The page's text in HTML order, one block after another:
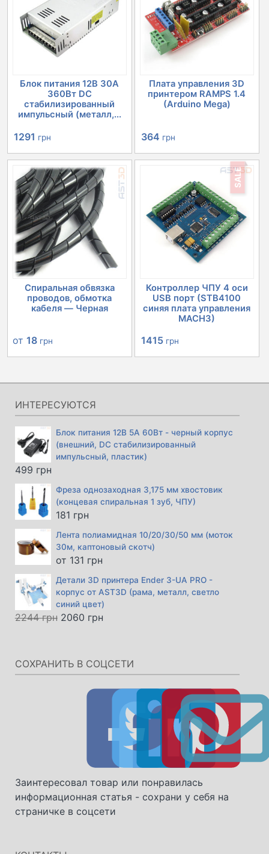
Блок питания 12В 30А
360Вт DC
стабилизированный
импульсный (металл,...
Первоначальная
цена
составляла
1351 грн.
1291 грн
цена:
1291 грн.
Плата управления 3D
принтером RAMPS 1.4
(Arduino Mega)
Первоначальная
цена
503 грн.
364 грн
цена:
364 грн.
Спиральная обвязка
проводов, обмотка
кабеля — Черная
от 18 грн
SALE
Контроллер ЧПУ 4 оси
USB порт (STB4100
синяя плата управления
MACH3)
Первоначальная
цена
составляла
1415 грн
цена:
1415 грн.
ИНТЕРЕСУЮТСЯ
Блок питания 12В 5А 60Вт - черный корпус
(внешний, DC стабилизированный
импульсный, пластик)
499 грн
Фреза однозаходная 3,175 мм хвостовик
(концевая спиральная 1 зуб, ЧПУ)
181 грн
Лента полиамидная 10/20/30/50 мм (моток
30м, каптоновый скотч)
от 131 грн
Детали 3D принтера Ender 3-UA PRO -
корпус от AST3D (рама, металл, светло
синий цвет)
2244грн Первоначальная
2244 грн.
2060 грнТекущая
СОХРАНИТЬ В СОЦСЕТИ
Заинтересовал товар или понравилась
информационная статья - сохрани у себя на
страничке в соцсети